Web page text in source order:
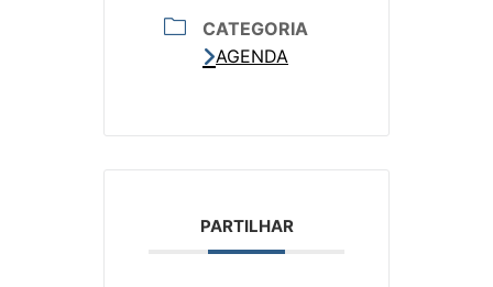
CATEGORIA
AGENDA
PARTILHAR